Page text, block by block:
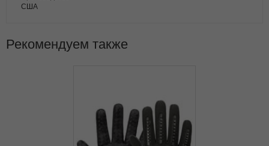
США
Рекомендуем также